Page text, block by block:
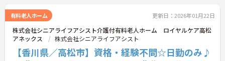
詳細をお話ししますのでお気軽にご相談ください！
有料老人ホーム 更新日：2026年01月22日
株式会社シニアライフアシスト介護付有料老人ホーム ロイヤルケア高松
アネックス
株式会社シニアライフアシスト
【香川県／高松市】資格・経験不問☆日勤のみ♪